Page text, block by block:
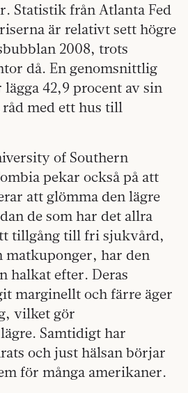
Statistik från Atlanta Fed
är relativt sett högre
2008, trots
då. En genomsnittlig
42,9 procent av sin
med ett hus till
of Southern
pekar också på att
att glömma den lägre
de som har det allra
tillgång till fri sjukvård,
matkuponger, har den
halkat efter. Deras
marginellt och färre äger
vilket gör
Samtidigt har
och just hälsan börjar
för många amerikaner.